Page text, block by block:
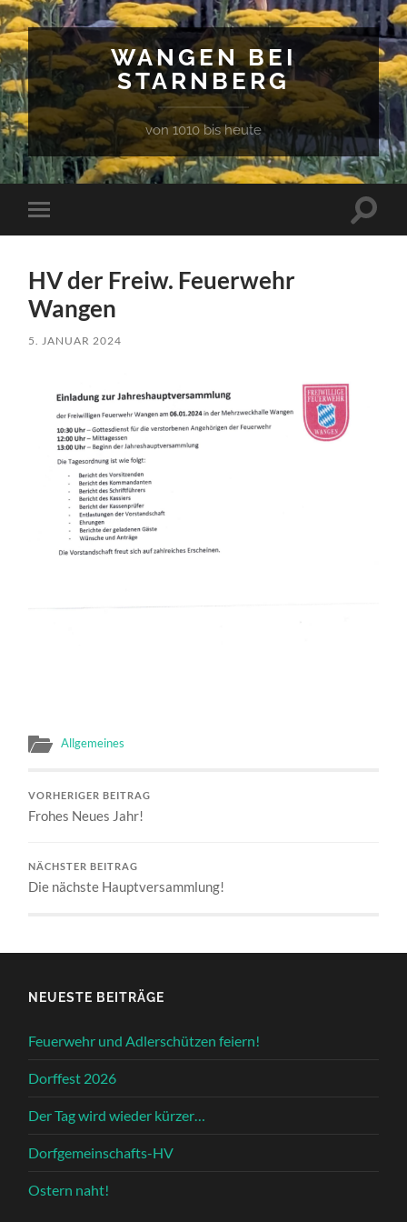
WANGEN BEI
STARNBERG
von 1010 bis heute
Mobile-
Menü
HV der Freiw. Feuerwehr
Wangen
5. JANUAR 2024
Allgemeines
VORHERIGER BEITRAG
Frohes Neues Jahr!
NÄCHSTER BEITRAG
Die nächste Hauptversammlung!
NEUESTE BEITRÄGE
Feuerwehr und Adlerschützen feiern!
Dorffest 2026
Der Tag wird wieder kürzer…
Dorfgemeinschafts-HV
Ostern naht!